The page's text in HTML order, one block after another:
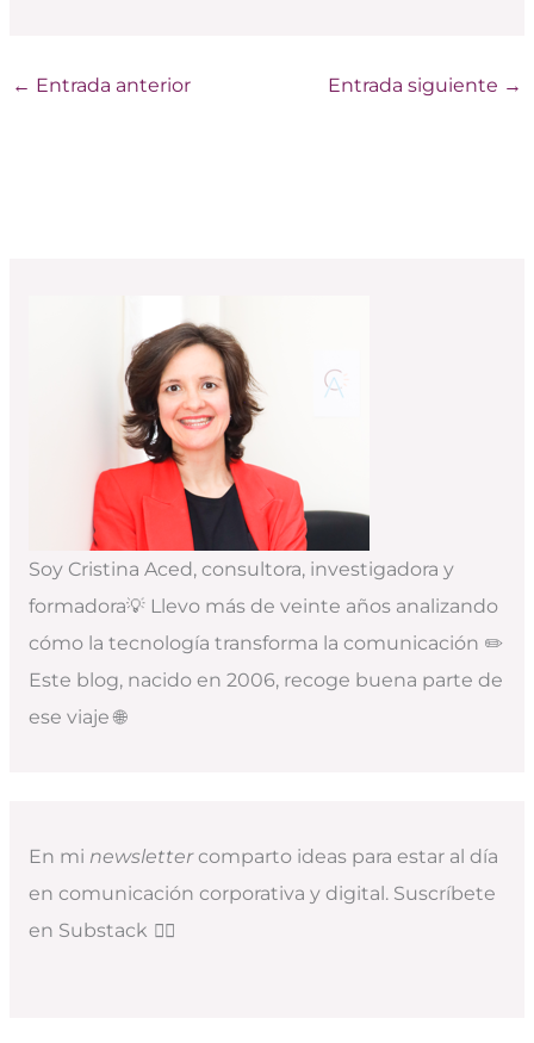
← Entrada anterior Entrada siguiente →
Soy Cristina Aced, consultora, investigadora y
formadora💡 Llevo más de veinte años analizando
cómo la tecnología transforma la comunicación ✏️
Este blog, nacido en 2006, recoge buena parte de
ese viaje 🌐
En mi newslettercomparto ideas para estar al día
en comunicación corporativa y digital. Suscríbete
en Substack 👇🏻